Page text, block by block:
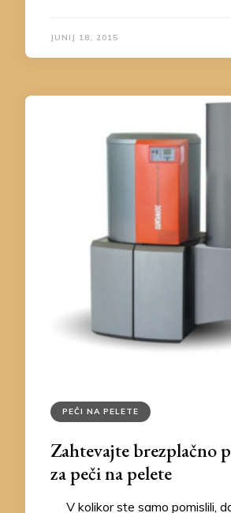
JUNIJ 18, 2015
PEČI NA PELETE
Zahtevajte brezplačno
za peči na pelete
V kolikor ste samo pomislili,